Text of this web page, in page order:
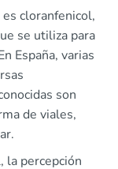
cloranfenicol,
se utiliza para
España, varias
son
de viales,
la percepción